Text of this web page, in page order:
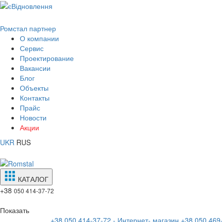
Ромстал партнер
О компании
Сервис
Проектирование
Вакансии
Блог
Объекты
Контакты
Прайс
Новости
Акции
UKR RUS
КАТАЛОГ
+38 050 414-37-72
Показать
+38 050 414-37-72 - Интернет- магазин +38 050